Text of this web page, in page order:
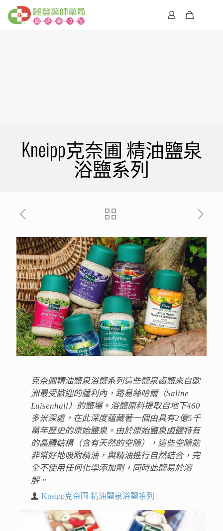
Kneipp克奈圃 精油鹽泉
浴鹽系列
克奈圃精油鹽泉浴鹽系列這些鹽泉鹵鹽來自歐
洲最受歡迎的薩利內，路易絲哈爾（Saline
Luisenhall）的鹽場。浴鹽原料提取自地下460
多米深處，在此深度蘊藏著一個由具有2億5千
萬年歷史的原始鹽泉。由於原始鹽泉鹵鹽特有
的晶體結構（含有天然的空隙），這些空隙能
非常好地吸附精油，與精油進行自然結合，完
全不使用任何化學添加劑，同時此鹽易於溶
解。
Kneipp克奈圃 精油鹽泉浴鹽系列